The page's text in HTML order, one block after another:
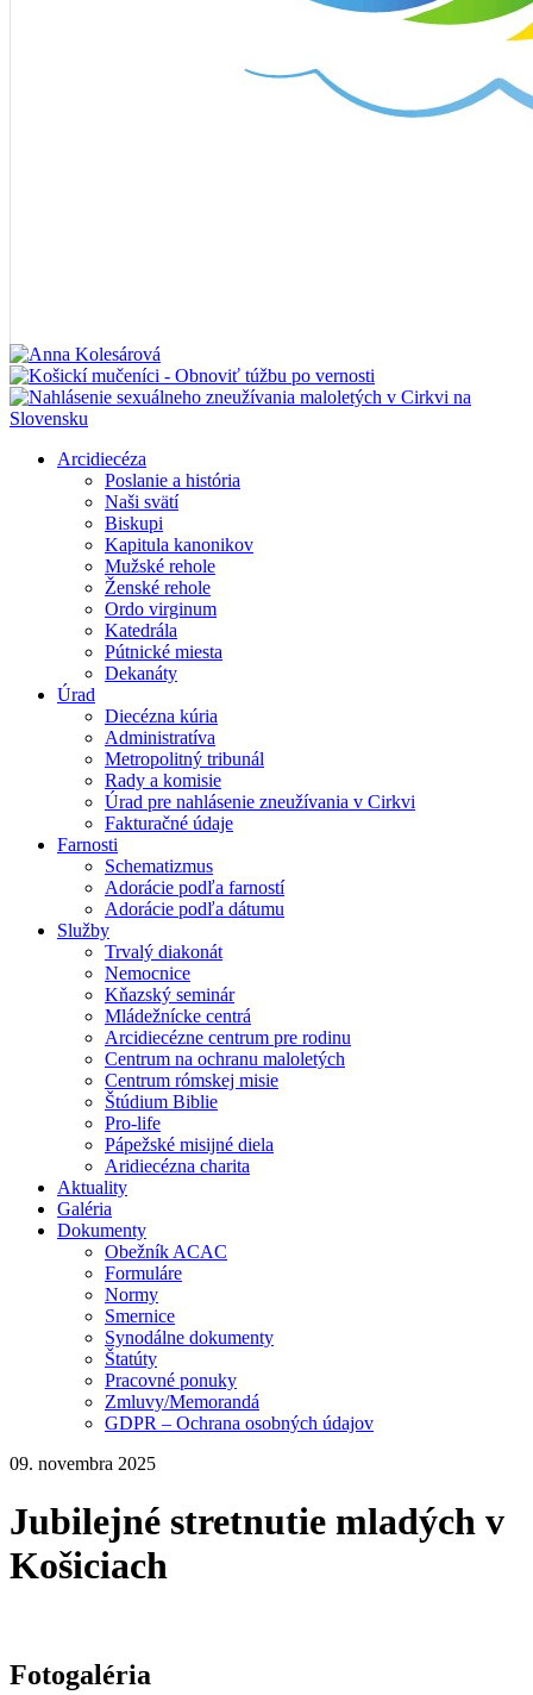
Arcidiecéza
Poslanie a história
Naši svätí
Biskupi
Kapitula kanonikov
Mužské rehole
Ženské rehole
Ordo virginum
Katedrála
Pútnické miesta
Dekanáty
Úrad
Diecézna kúria
Administratíva
Metropolitný tribunál
Rady a komisie
Úrad pre nahlásenie zneužívania v Cirkvi
Fakturačné údaje
Farnosti
Schematizmus
Adorácie podľa farností
Adorácie podľa dátumu
Služby
Trvalý diakonát
Nemocnice
Kňazský seminár
Mládežnícke centrá
Arcidiecézne centrum pre rodinu
Centrum na ochranu maloletých
Centrum rómskej misie
Štúdium Biblie
Pro-life
Pápežské misijné diela
Aridiecézna charita
Aktuality
Galéria
Dokumenty
Obežník ACAC
Formuláre
Normy
Smernice
Synodálne dokumenty
Štatúty
Pracovné ponuky
Zmluvy/Memorandá
GDPR – Ochrana osobných údajov
09. novembra 2025
Jubilejné stretnutie mladých v
Košiciach
Fotogaléria